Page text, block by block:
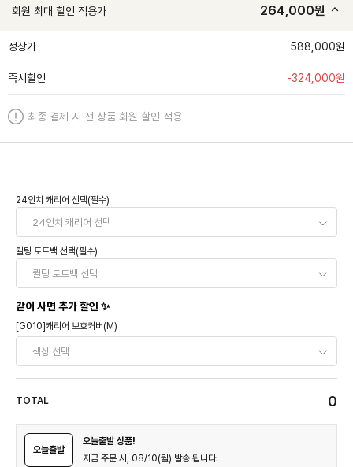
회원 최대 할인 적용가 264,000원
정상가 588,000원
즉시할인 -324,000원
최종 결제 시 전 상품 회원 할인 적용
24인치 캐리어 선택(필수)
퀼팅 토트백 선택(필수)
같이 사면 추가 할인 ✨
[G010]캐리어 보호커버(M)
TOTAL 0
오늘출발
오늘출발 상품!
지금 주문 시, 08/10(월) 발송 됩니다.